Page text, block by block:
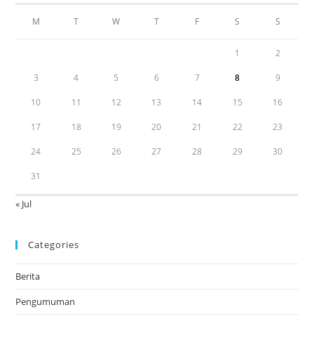
M T W T F S S
1 2
3 4 5 6 7 8 9
10 11 12 13 14 15 16
17 18 19 20 21 22 23
24 25 26 27 28 29 30
31
« Jul
Categories
Berita
Pengumuman